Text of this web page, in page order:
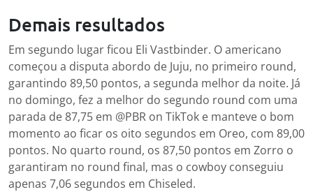
Demais resultados
Em segundo lugar ficou Eli Vastbinder. O americano
começou a disputa abordo de Juju, no primeiro round,
garantindo 89,50 pontos, a segunda melhor da noite. Já
no domingo, fez a melhor do segundo round com uma
parada de 87,75 em @PBR on TikTok e manteve o bom
momento ao ficar os oito segundos em Oreo, com 89,00
pontos. No quarto round, os 87,50 pontos em Zorro o
garantiram no round final, mas o cowboy conseguiu
apenas 7,06 segundos em Chiseled.